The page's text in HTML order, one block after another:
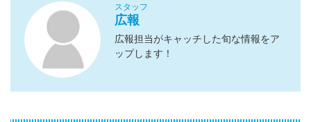
スタッフ
広報
広報担当がキャッチした旬な情報をア
ップします！